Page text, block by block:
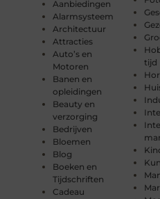
Aanbiedingen
Alarmsysteem
Architectuur
Attracties
Auto’s en
Motoren
Banen en
opleidingen
Beauty en
verzorging
Bedrijven
Bloemen
Blog
Boeken en
Tijdschriften
Cadeau
tijd